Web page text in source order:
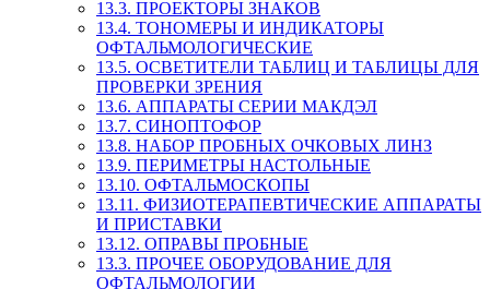
13.3. ПРОЕКТОРЫ ЗНАКОВ
13.4. ТОНОМЕРЫ И ИНДИКАТОРЫ
ОФТАЛЬМОЛОГИЧЕСКИЕ
13.5. ОСВЕТИТЕЛИ ТАБЛИЦ И ТАБЛИЦЫ ДЛЯ
ПРОВЕРКИ ЗРЕНИЯ
13.6. АППАРАТЫ СЕРИИ МАКДЭЛ
13.7. СИНОПТОФОР
13.8. НАБОР ПРОБНЫХ ОЧКОВЫХ ЛИНЗ
13.9. ПЕРИМЕТРЫ НАСТОЛЬНЫЕ
13.10. ОФТАЛЬМОСКОПЫ
13.11. ФИЗИОТЕРАПЕВТИЧЕСКИЕ АППАРАТЫ
И ПРИСТАВКИ
13.12. ОПРАВЫ ПРОБНЫЕ
13.3. ПРОЧЕЕ ОБОРУДОВАНИЕ ДЛЯ
ОФТАЛЬМОЛОГИИ